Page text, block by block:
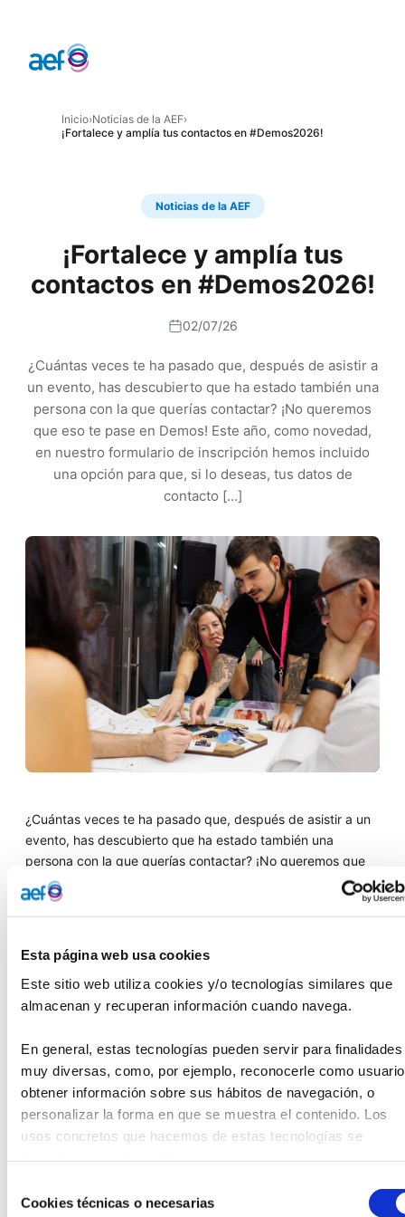
Esta página web usa cookies
Este sitio web utiliza cookies y/o tecnologías similares que
almacenan y recuperan información cuando navega.
En general, estas tecnologías pueden servir para finalidades
muy diversas, como, por ejemplo, reconocerle como
obtener información sobre sus hábitos de navegación, o
personalizar la forma en que se muestra el contenido. Los
usos concretos que hacemos de estas tecnologías se
deCookies técnicas o necesarias
Inicio›Noticias de la AEF›
¡Fortalece y amplía tus contactos en #Demos2026!
Noticias de la AEF
¡Fortalece y amplía tus
contactos en #Demos2026!
02/07/26
¿Cuántas veces te ha pasado que, después de asistir a
un evento, has descubierto que ha estado también una
persona con la que querías contactar? ¡No queremos
que eso te pase en Demos! Este año, como novedad,
en nuestro formulario de inscripción hemos incluido
una opción para que, si lo deseas, tus datos de
contacto […]
¿Cuántas veces te ha pasado que, después de asistir a un
evento, has descubierto que ha estado también una
persona con la que querías contactar? ¡No queremos que
eso te pase en
Este año,como novedad,en nuestroformulario de
deseas, tus datos de contacto puedan ser compartidos con
el resto de asistentes. Así, antes de los días 30 de
septiembre y 1 de octubre, podrás saber qué personas
networking. Además, el 30 de septiembre por la mañana
habilitaremos un amplio y cómodo espacio en el Espacio
de la ONCE en Barcelonapara que, quienes lo deseen,
dispongan de un lugar para poderse encontrar y reunir.
Igualmente, el momento de las visitas a fundaciones del día
el resto de participantes mientras que aprendemos y